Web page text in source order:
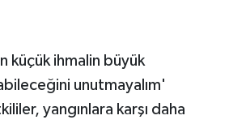
küçük ihmalin büyük
unutmayalım'
yangınlara karşı daha